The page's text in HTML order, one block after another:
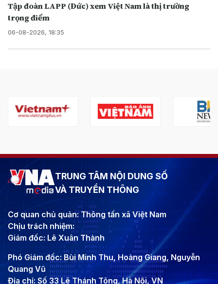
Tập đoàn LAPP (Đức) xem Việt Nam là thị trường
trọng điểm
06-08-2026, 18:35
TRUNG TÂM NỘI DUNG SỐ
VÀ TRUYỀN THÔNG
Cơ quan chủ quản: Thông tấn xã Việt Nam
Chịu trách nhiệm:
Giám đốc: Lê Xuân Thành
Phó Giám đốc: Bùi Minh Thu, Hoàng Giang, Nguyễn
Quang Vũ
Địa chỉ: Số 33 Lê Thánh Tông, Hà Nội, VN